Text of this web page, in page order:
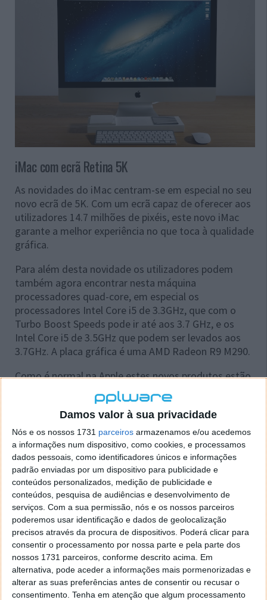
Damos valor à sua privacidade
Nós e os nossos 1731 parceiros armazenamos e/ou acedemos
a informações num dispositivo, como cookies, e processamos
dados pessoais, como identificadores únicos e informações
padrão enviadas por um dispositivo para publicidade e
conteúdos personalizados, medição de publicidade e
conteúdos, pesquisa de audiências e desenvolvimento de
serviços. Com a sua permissão, nós e os nossos parceiros
poderemos usar identificação e dados de geolocalização
precisos através da procura de dispositivos. Poderá clicar para
consentir o processamento por nossa parte e pela parte dos
nossos 1731 parceiros, conforme descrito acima. Em
alternativa, pode aceder a informações mais pormenorizadas e
alterar as suas preferências antes de consentir ou recusar o
consentimento. Tenha em atenção que algum processamento
iMac com ecrã Retina 5K
As novidades do iMac centram-se em especial no seu
novo ecrã de 5K. Com um ecrã capaz de oferecer aos
utilizadores 14.7 milhões de pixéis, este novo iMac
garante a melhor experiência no que toca à qualidade
gráfica.
Para além desta novidade os utilizadores podem
também agora encontrar nesta máquina
processadores quad-core, em especial os
processadores Intel Core i5 de 3.3GHz, que com o
Turbo Boost Speeds pode ir até aos 3.7 GHz, e os
Intel Core i5 de 3.5GHz que podem ser levados aos
3.7GHz. A placa gráfica é uma AMD Radeon R9 M290.
Como é normal na Apple estes novos produtos estão
já disponíveis na loja online para compra, podendo o
utilizador alterar as suas configurações para que as
máquinas se adaptem às suas necessidades.
São melhorias que vêm tornar estes dois
equipamentos ainda melhores e com hardware à
altura do que de melhor se encontra no mercado.
Este artigo tem mais de um ano
Acompanhe o Pplware no Google Notícias